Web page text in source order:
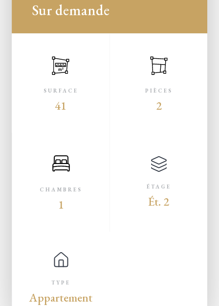
Sur demande
m²
SURFACE
41
PIÈCES
2
CHAMBRES
1
ÉTAGE
Ét. 2
TYPE
Appartement